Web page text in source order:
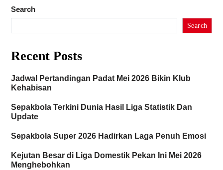
Search
Search
Recent Posts
Jadwal Pertandingan Padat Mei 2026 Bikin Klub
Kehabisan
Sepakbola Terkini Dunia Hasil Liga Statistik Dan
Update
Sepakbola Super 2026 Hadirkan Laga Penuh Emosi
Kejutan Besar di Liga Domestik Pekan Ini Mei 2026
Menghebohkan